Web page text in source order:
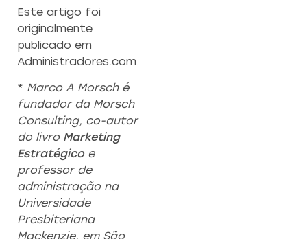
Este artigo foi
originalmente
publicado em
Administradores.com.
* Marco A Morsch é
fundador da Morsch
Consulting, co-autor
do livro Marketing
Estratégico e
professor de
administração na
Universidade
Presbiteriana
Mackenzie, em São